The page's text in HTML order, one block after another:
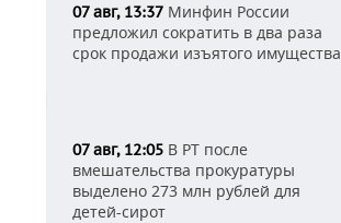
07 авг, 13:37 Минфин России
предложил сократить в два раза
срок продажи изъятого имущества
07 авг, 12:05 В РТ после
вмешательства прокуратуры
выделено 273 млн рублей для
детей-сирот